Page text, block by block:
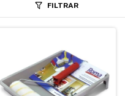
FILTRAR